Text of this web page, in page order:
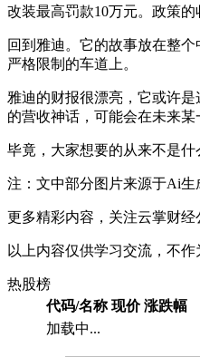
改装最高罚款10万元。政策
回到雅迪。它的故事放在整
严格限制的车道上。
雅迪的财报很漂亮，它或许
的营收神话，可能会在未来某
毕竟，大家想要的从来不是
注：文中部分图片来源于Ai生
更多精彩内容，关注云掌财经
以上内容仅供学习交流，不
热股榜
代码/名称 现价 涨跌幅
加载中...